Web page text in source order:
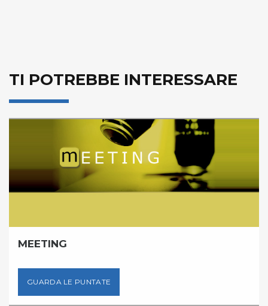
TI POTREBBE INTERESSARE
MEETING
GUARDA LE PUNTATE